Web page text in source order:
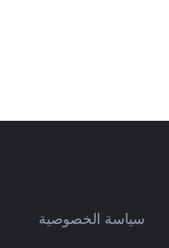
سياسة الخصوصية